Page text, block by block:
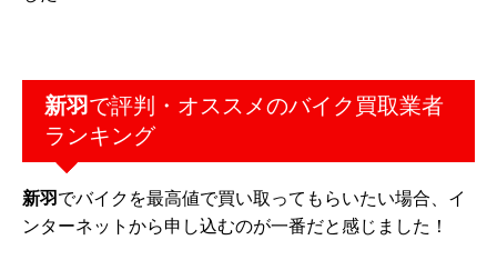
新羽で評判・オススメのバイク買取業者
ランキング
新羽でバイクを最高値で買い取ってもらいたい場合、イ
ンターネットから申し込むのが一番だと感じました！